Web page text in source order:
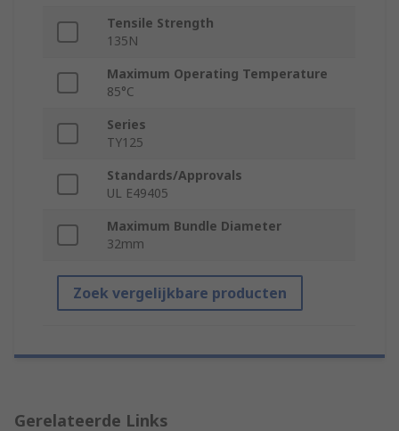
Tensile Strength
135N
Maximum Operating Temperature
85°C
Series
TY125
Standards/Approvals
UL E49405
Maximum Bundle Diameter
32mm
Zoek vergelijkbare producten
Gerelateerde Links